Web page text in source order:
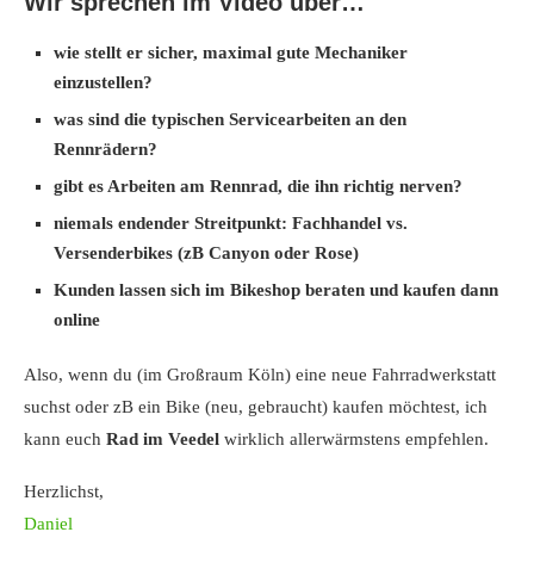
wie stellt er sicher, maximal gute Mechaniker
einzustellen?
was sind die typischen Servicearbeiten an den
Rennrädern?
gibt es Arbeiten am Rennrad, die ihn richtig nerven?
niemals endender Streitpunkt: Fachhandel vs.
Versenderbikes (zB Canyon oder Rose)
Kunden lassen sich im Bikeshop beraten und kaufen dann
online
Also, wenn du (im Großraum Köln) eine neue Fahrradwerkstatt
suchst oder zB ein Bike (neu, gebraucht) kaufen möchtest, ich
kann euch Rad im Veedel wirklich allerwärmstens empfehlen.
Herzlichst,
Daniel